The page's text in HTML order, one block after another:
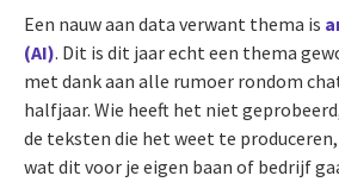
Een nauw aan data verwant thema is
(AI). Dit is dit jaar echt een thema
met dank aan alle rumoer rondom
halfjaar. Wie heeft het niet
de teksten die het weet te
wat dit voor je eigen baan of bedrijf